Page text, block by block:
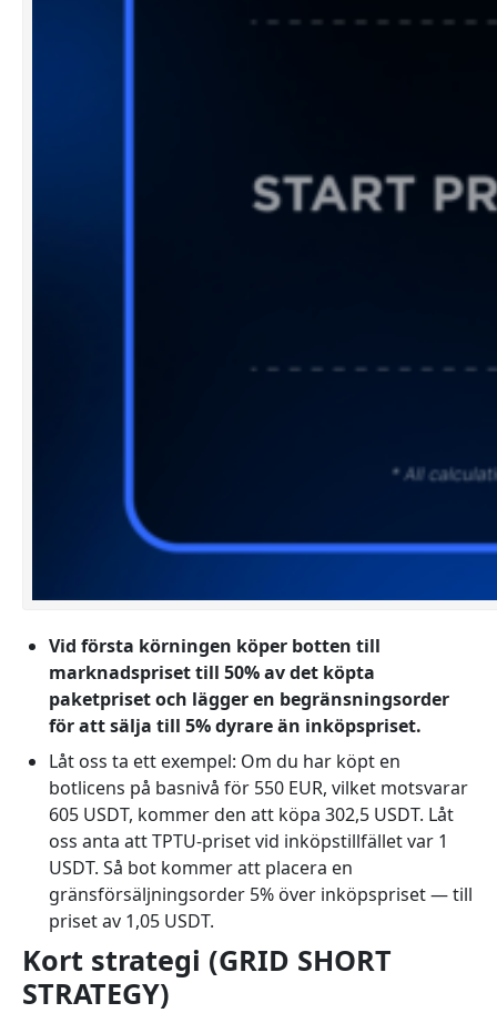
Vid första körningen köper botten till
marknadspriset till 50% av det köpta
paketpriset och lägger en begränsningsorder
för att sälja till 5% dyrare än inköpspriset.
Låt oss ta ett exempel: Om du har köpt en
botlicens på basnivå för 550 EUR, vilket motsvarar
605 USDT, kommer den att köpa 302,5 USDT. Låt
oss anta att TPTU-priset vid inköpstillfället var 1
USDT. Så bot kommer att placera en
gränsförsäljningsorder 5% över inköpspriset — till
priset av 1,05 USDT.
Kort strategi (GRID SHORT
STRATEGY)